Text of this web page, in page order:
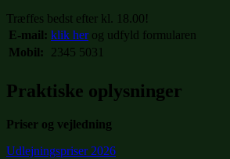
Træffes bedst efter kl. 18.00!
E-mail: klik herog udfyld formularen
Mobil:
2345 5031
Praktiske oplysninger
Priser og vejledning
Udlejningspriser 2026